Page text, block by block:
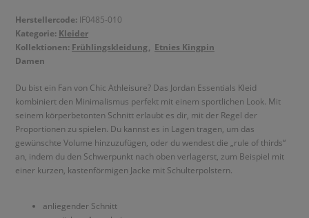
Herstellercode: IF0485-010
Kategorie: Kleider
Kollektionen: Frühlingskleidung
Etnies Kingpin
Damen
Du bist ein Fan von Chic Athleisure? Das Jordan Essentials Kleid
kombiniert den Minimalismus perfekt mit einem sportlichen Look. Mit
seinem körperbetonten Schnitt erlaubt es dir, mit der Regel der
Proportionen zu spielen. Du kannst es in Lagen tragen, um das
gewünschte Volume hinzuzufügen, oder du wendest die „rule of thirds“
an, indem du den Schwerpunkt nach oben verlagerst, zum Beispiel mit
einer kurzen, kastenförmigen Jacke mit Schulterpolstern.
anliegender Schnitt